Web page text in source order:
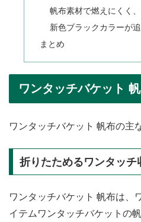
帆布素材で燃えにくく
新色ブラックカラーが
まとめ
ワンタッチバケット
ワンタッチバケット 帆布の主
折りたためるワンタッチ
ワンタッチバケット 帆布は、
イテムワンタッチバケットの